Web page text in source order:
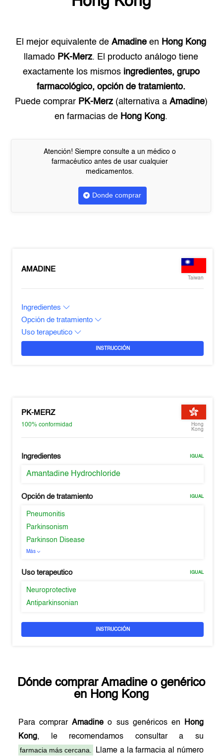
El mejor equivalente de Amadine en Hong Kong
llamado PK-Merz. El producto análogo tiene
exactamente los mismos ingredientes, grupo
farmacológico, opción de tratamiento.
Puede comprar PK-Merz(alternativa a Amadine)
en farmacias de Hong Kong.
Atención! Siempre consulte a un médico o
farmacéutico antes de usar cualquier
medicamentos.
Donde comprar
AMADINE
Taiwan
Ingredientes
Opción de tratamiento
Uso terapeutico
INSTRUCCIÓN
PK-MERZ
100%conformidad
Hong
Kong
Ingredientes IGUAL
Amantadine Hydrochloride
Opción de tratamiento IGUAL
Pneumonitis
Parkinsonism
Parkinson Disease
Más
Uso terapeutico IGUAL
Neuroprotective
Antiparkinsonian
INSTRUCCIÓN
Dónde comprar Amadineo genérico
en Hong Kong
Para comprarAmadine o sus genéricos en
Hong
Kong, le recomendamos consultar a su
farmacia más cercana.
Llame a la farmacia al número